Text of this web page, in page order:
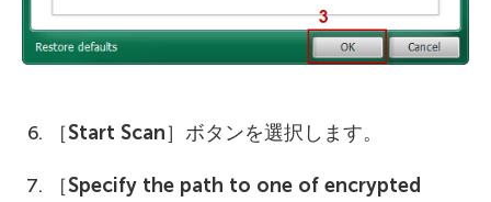
［Start Scan］ボタンを選択します。
［Specify the path to one of encrypted